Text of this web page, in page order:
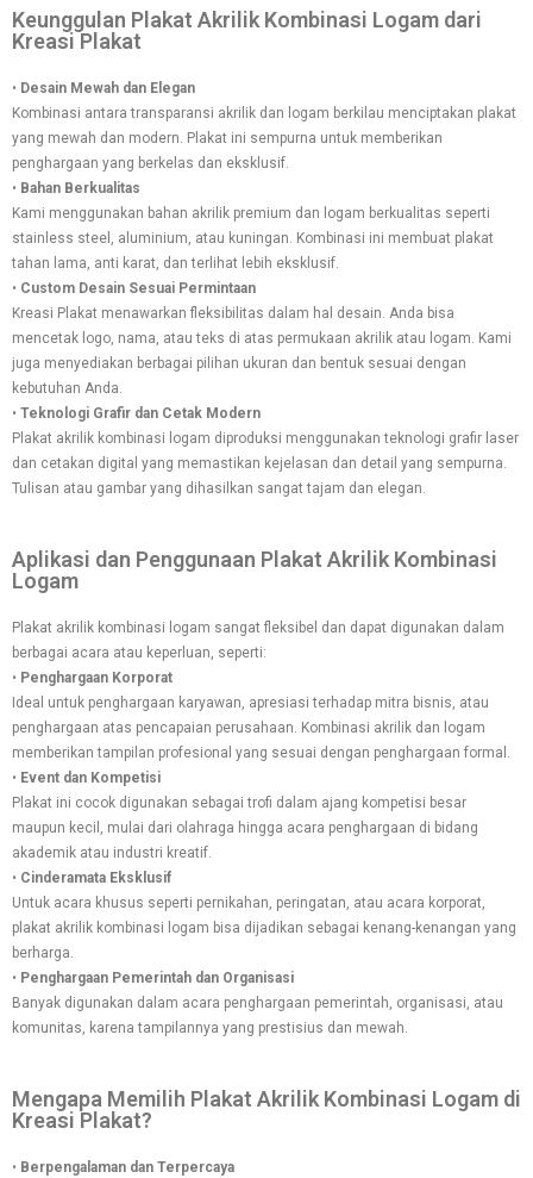
Keunggulan Plakat Akrilik Kombinasi Logam dari
Kreasi Plakat
• Desain Mewah dan Elegan
Kombinasi antara transparansi akrilik dan logam berkilau menciptakan plakat
yang mewah dan modern. Plakat ini sempurna untuk memberikan
penghargaan yang berkelas dan eksklusif.
• Bahan Berkualitas
Kami menggunakan bahan akrilik premium dan logam berkualitas seperti
stainless steel, aluminium, atau kuningan. Kombinasi ini membuat plakat
tahan lama, anti karat, dan terlihat lebih eksklusif.
• Custom Desain Sesuai Permintaan
Kreasi Plakat menawarkan fleksibilitas dalam hal desain. Anda bisa
mencetak logo, nama, atau teks di atas permukaan akrilik atau logam. Kami
juga menyediakan berbagai pilihan ukuran dan bentuk sesuai dengan
kebutuhan Anda.
• Teknologi Grafir dan Cetak Modern
Plakat akrilik kombinasi logam diproduksi menggunakan teknologi grafir laser
dan cetakan digital yang memastikan kejelasan dan detail yang sempurna.
Tulisan atau gambar yang dihasilkan sangat tajam dan elegan.
Aplikasi dan Penggunaan Plakat Akrilik Kombinasi
Logam
Plakat akrilik kombinasi logam sangat fleksibel dan dapat digunakan dalam
berbagai acara atau keperluan, seperti:
• Penghargaan Korporat
Ideal untuk penghargaan karyawan, apresiasi terhadap mitra bisnis, atau
penghargaan atas pencapaian perusahaan. Kombinasi akrilik dan logam
memberikan tampilan profesional yang sesuai dengan penghargaan formal.
• Event dan Kompetisi
Plakat ini cocok digunakan sebagai trofi dalam ajang kompetisi besar
maupun kecil, mulai dari olahraga hingga acara penghargaan di bidang
akademik atau industri kreatif.
• Cinderamata Eksklusif
Untuk acara khusus seperti pernikahan, peringatan, atau acara korporat,
plakat akrilik kombinasi logam bisa dijadikan sebagai kenang-kenangan yang
berharga.
• Penghargaan Pemerintah dan Organisasi
Banyak digunakan dalam acara penghargaan pemerintah, organisasi, atau
komunitas, karena tampilannya yang prestisius dan mewah.
Mengapa Memilih Plakat Akrilik Kombinasi Logam di
Kreasi Plakat?
• Berpengalaman dan Terpercaya